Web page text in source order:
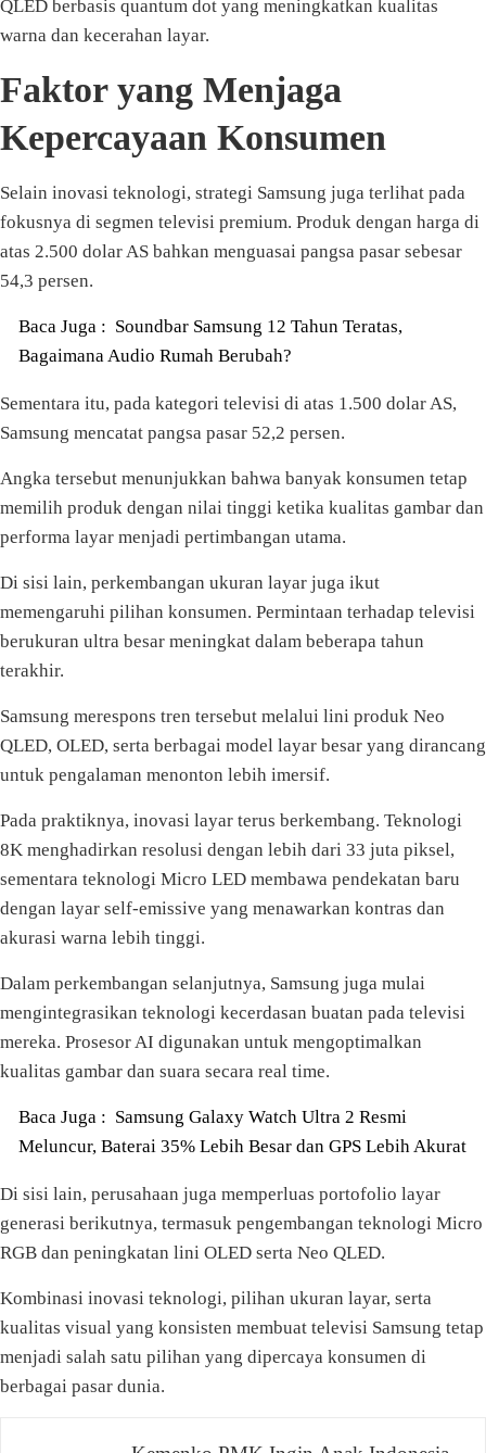
QLED berbasis quantum dot yang meningkatkan kualitas
warna dan kecerahan layar.
Faktor yang Menjaga
Kepercayaan Konsumen
Selain inovasi teknologi, strategi Samsung juga terlihat pada
fokusnya di segmen televisi premium. Produk dengan harga di
atas 2.500 dolar AS bahkan menguasai pangsa pasar sebesar
54,3 persen.
Baca Juga : Soundbar Samsung 12 Tahun Teratas,
Bagaimana Audio Rumah Berubah?
Sementara itu, pada kategori televisi di atas 1.500 dolar AS,
Samsung mencatat pangsa pasar 52,2 persen.
Angka tersebut menunjukkan bahwa banyak konsumen tetap
memilih produk dengan nilai tinggi ketika kualitas gambar dan
performa layar menjadi pertimbangan utama.
Di sisi lain, perkembangan ukuran layar juga ikut
memengaruhi pilihan konsumen. Permintaan terhadap televisi
berukuran ultra besar meningkat dalam beberapa tahun
terakhir.
Samsung merespons tren tersebut melalui lini produk Neo
QLED, OLED, serta berbagai model layar besar yang dirancang
untuk pengalaman menonton lebih imersif.
Pada praktiknya, inovasi layar terus berkembang. Teknologi
8K menghadirkan resolusi dengan lebih dari 33 juta piksel,
sementara teknologi Micro LED membawa pendekatan baru
dengan layar self-emissive yang menawarkan kontras dan
akurasi warna lebih tinggi.
Dalam perkembangan selanjutnya, Samsung juga mulai
mengintegrasikan teknologi kecerdasan buatan pada televisi
mereka. Prosesor AI digunakan untuk mengoptimalkan
kualitas gambar dan suara secara real time.
Baca Juga : Samsung Galaxy Watch Ultra 2 Resmi
Meluncur, Baterai 35% Lebih Besar dan GPS Lebih Akurat
Di sisi lain, perusahaan juga memperluas portofolio layar
generasi berikutnya, termasuk pengembangan teknologi Micro
RGB dan peningkatan lini OLED serta Neo QLED.
Kombinasi inovasi teknologi, pilihan ukuran layar, serta
kualitas visual yang konsisten membuat televisi Samsung tetap
menjadi salah satu pilihan yang dipercaya konsumen di
berbagai pasar dunia.